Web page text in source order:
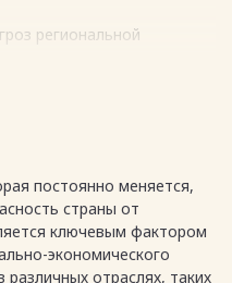
региональной
экономической
безопасности
постоянно меняется,
страны от
ключевым фактором
экономического
отраслях, таких